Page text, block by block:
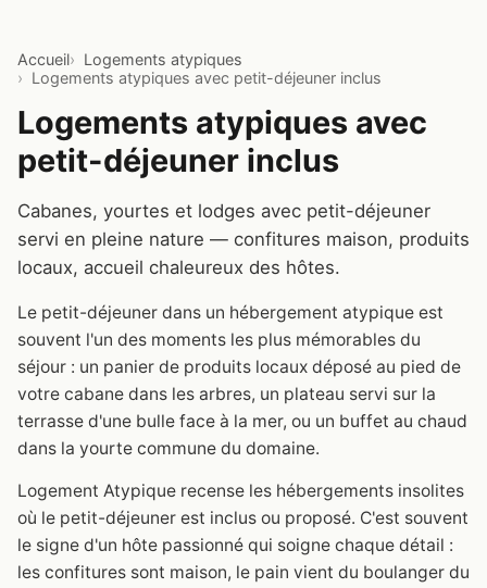
Accueil
Logements atypiques
Logements atypiques avec petit-déjeuner inclus
Logements atypiques avec
petit-déjeuner inclus
Cabanes, yourtes et lodges avec petit-déjeuner
servi en pleine nature — confitures maison, produits
locaux, accueil chaleureux des hôtes.
Le petit-déjeuner dans un hébergement atypique est
souvent l'un des moments les plus mémorables du
séjour : un panier de produits locaux déposé au pied de
votre cabane dans les arbres, un plateau servi sur la
terrasse d'une bulle face à la mer, ou un buffet au chaud
dans la yourte commune du domaine.
Logement Atypique recense les hébergements insolites
où le petit-déjeuner est inclus ou proposé. C'est souvent
le signe d'un hôte passionné qui soigne chaque détail :
les confitures sont maison, le pain vient du boulanger du